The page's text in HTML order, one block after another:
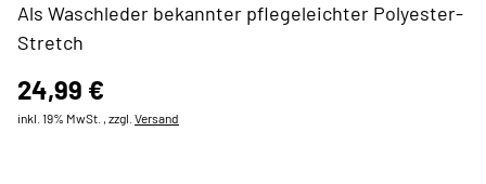
Als Waschleder bekannter pflegeleichter Polyester-
Stretch
24,99 €
inkl. 19% MwSt. , zzgl. Versand